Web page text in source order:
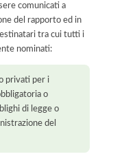
comunicati a
del rapporto ed in
tra cui tutti i
nominati:
privati per i
o
di legge o
del